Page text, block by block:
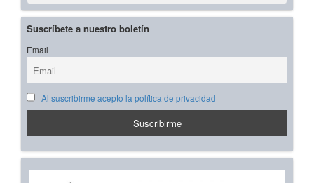
Suscríbete a nuestro boletín
Email
Al suscribirme acepto la política de privacidad